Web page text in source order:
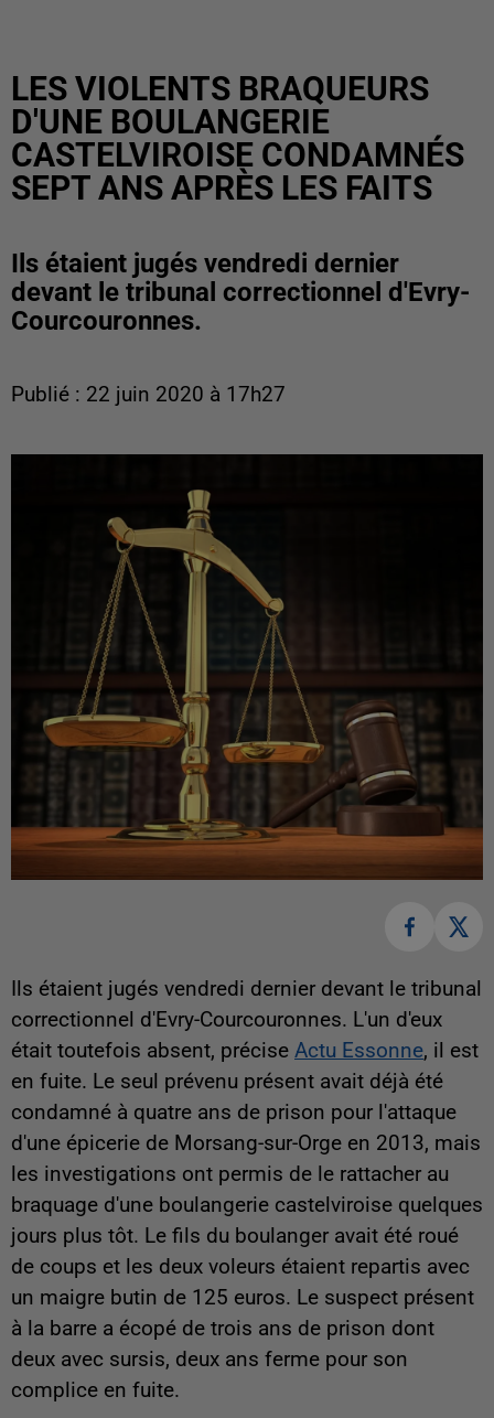
LES VIOLENTS BRAQUEURS
D'UNE BOULANGERIE
CASTELVIROISE CONDAMNÉS
SEPT ANS APRÈS LES FAITS
Ils étaient jugés vendredi dernier
devant le tribunal correctionnel d'Evry-
Courcouronnes.
Publié : 22 juin 2020 à 17h27
Ils étaient jugés vendredi dernier devant le tribunal
correctionnel d'Evry-Courcouronnes. L'un d'eux
était toutefois absent, précise Actu Essonne, il est
en fuite. Le seul prévenu présent avait déjà été
condamné à quatre ans de prison pour l'attaque
d'une épicerie de Morsang-sur-Orge en 2013, mais
les investigations ont permis de le rattacher au
braquage d'une boulangerie castelviroise quelques
jours plus tôt. Le fils du boulanger avait été roué
de coups et les deux voleurs étaient repartis avec
un maigre butin de 125 euros. Le suspect présent
à la barre a écopé de trois ans de prison dont
deux avec sursis, deux ans ferme pour son
complice en fuite.